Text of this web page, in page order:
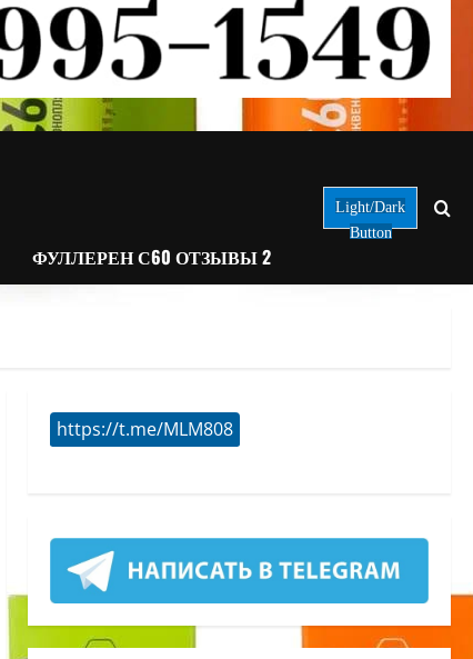
ФУЛЛЕРЕН С60 ОТЗЫВЫ 2
Light/Dark
Button
https://t.me/MLM808